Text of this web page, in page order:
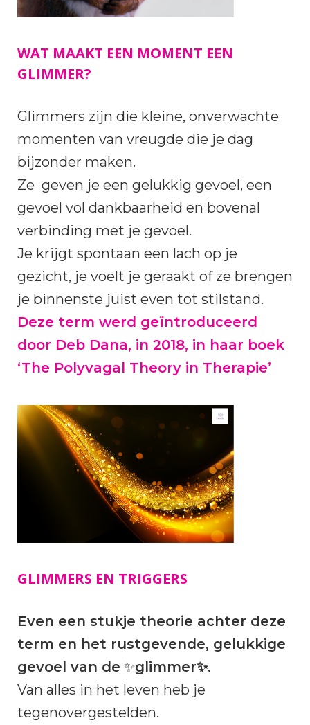
WAT MAAKT EEN MOMENT EEN
GLIMMER?
Glimmers zijn die kleine, onverwachte
momenten van vreugde die je dag
bijzonder maken.
Ze geven je een gelukkig gevoel, een
gevoel vol dankbaarheid en bovenal
verbinding met je gevoel.
Je krijgt spontaan een lach op je
gezicht, je voelt je geraakt of ze brengen
je binnenste juist even tot stilstand.
Deze term werd geïntroduceerd
door Deb Dana, in 2018, in haar boek
‘The Polyvagal Theory in Therapie’
GLIMMERS EN TRIGGERS
Even een stukje theorie achter deze
term en het rustgevende, gelukkige
gevoel van de ✨glimmer✨.
Van alles in het leven heb je
tegenovergestelden.